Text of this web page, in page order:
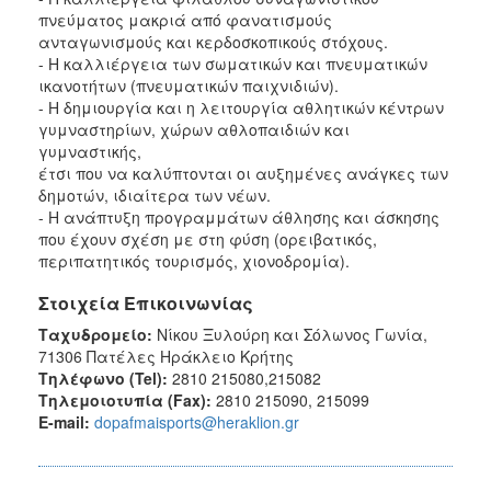
πνεύματος μακριά από φανατισμούς
ανταγωνισμούς και κερδοσκοπικούς στόχους.
- Η καλλιέργεια των σωματικών και πνευματικών
ικανοτήτων (πνευματικών παιχνιδιών).
- Η δημιουργία και η λειτουργία αθλητικών κέντρων
γυμναστηρίων, χώρων αθλοπαιδιών και
γυμναστικής,
έτσι που να καλύπτονται οι αυξημένες ανάγκες των
δημοτών, ιδιαίτερα των νέων.
- Η ανάπτυξη προγραμμάτων άθλησης και άσκησης
που έχουν σχέση με στη φύση (ορειβατικός,
περιπατητικός τουρισμός, χιονοδρομία).
Στοιχεία Επικοινωνίας
Ταχυδρομείο: Νίκου Ξυλούρη και Σόλωνος Γωνία,
71306 Πατέλες Ηράκλειο Κρήτης
Τηλέφωνο (Tel): 2810 215080,215082
Τηλεμοιoτυπία (Fax): 2810 215090, 215099
Ε-mail: dopafmaisports@heraklion.gr